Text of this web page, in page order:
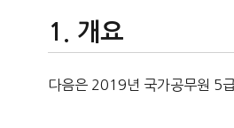
개요
다음은 2019년 국가공무원 5